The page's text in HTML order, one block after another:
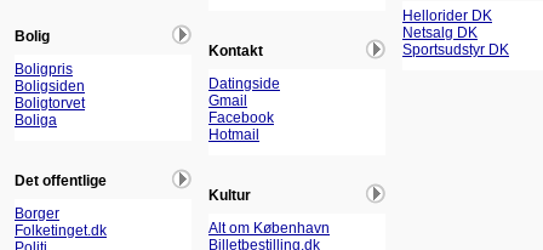
Bolig
Boligpris
Boligsiden
Boligtorvet
Boliga
Det offentlige
Borger
Folketinget.dk
Kontakt
Datingside
Gmail
Facebook
Hotmail
Kultur
Alt om København
Billetbestilling.dk
Hellorider DK
Netsalg DK
Sportsudstyr DK